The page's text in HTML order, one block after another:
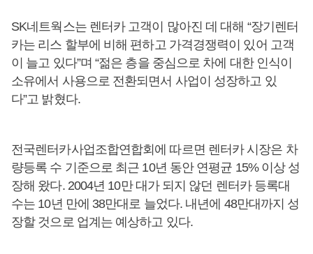
SK네트웍스는 렌터카 고객이 많아진 데 대해 “장기렌터
카는 리스 할부에 비해 편하고 가격경쟁력이 있어 고객
이 늘고 있다”며 “젊은 층을 중심으로 차에 대한 인식이
소유에서 사용으로 전환되면서 사업이 성장하고 있
다”고 밝혔다.
전국렌터카사업조합연합회에 따르면 렌터카 시장은 차
량등록 수 기준으로 최근 10년 동안 연평균 15% 이상 성
장해 왔다. 2004년 10만 대가 되지 않던 렌터카 등록대
수는 10년 만에 38만대로 늘었다. 내년에 48만대까지 성
장할 것으로 업계는 예상하고 있다.